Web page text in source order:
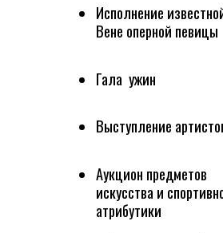
Исполнение
Вене оперной певицы
Гала ужин
Выступление
Аукцион предметов
искусства и
атрибутики